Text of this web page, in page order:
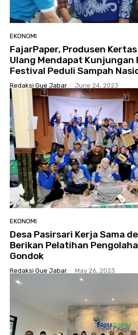
EKONOMI
FajarPaper, Produsen
Ulang Mendapat Kunjungan
Festival Peduli Sampah
Redaksi Gue Jabar - June 24, 2023
EKONOMI
Desa Pasirsari Kerja Sama
Berikan Pelatihan
Gondok
Redaksi Gue Jabar - May 26, 2023